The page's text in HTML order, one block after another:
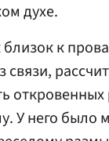
духе.
к
У него было